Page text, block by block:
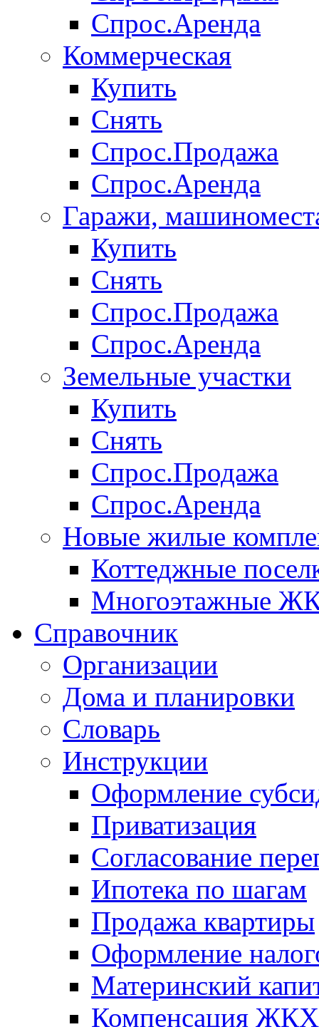
Спрос.Аренда
Коммерческая
Купить
Снять
Спрос.Продажа
Спрос.Аренда
Гаражи,
Купить
Снять
Спрос.Продажа
Спрос.Аренда
Земельные участки
Купить
Снять
Спрос.Продажа
Спрос.Аренда
Новые жилые
Коттеджные
Многоэтажные
Справочник
Организации
Дома и планировки
Словарь
Инструкции
Оформление
Приватизация
Согласование
Ипотека по шагам
Продажа квартиры
Оформление
Материнский
Компенсация ЖКХ